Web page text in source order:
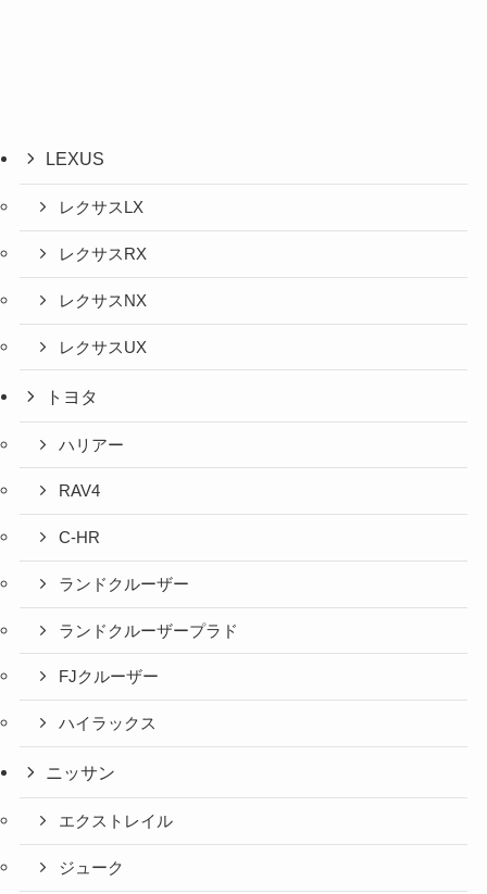
LEXUS
レクサスLX
レクサスRX
レクサスNX
レクサスUX
トヨタ
ハリアー
RAV4
C-HR
ランドクルーザー
ランドクルーザープラド
FJクルーザー
ハイラックス
ニッサン
エクストレイル
ジューク